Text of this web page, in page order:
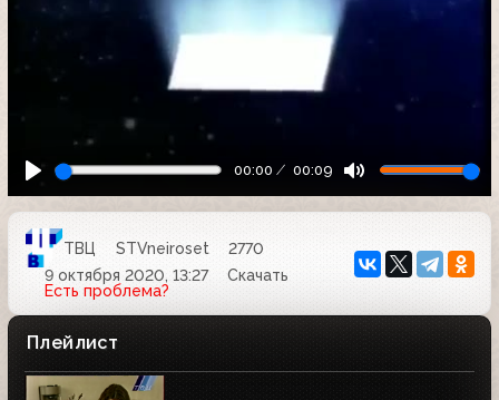
00:00 00:09
ТВЦ STVneiroset
2770
9 октября 2020, 13:27
Скачать
Есть проблема?
Плейлист